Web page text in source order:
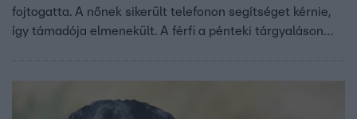
fojtogatta. A nőnek sikerült telefonon segítséget kérnie,
így támadója elmenekült. A férfi a pénteki tárgyaláson